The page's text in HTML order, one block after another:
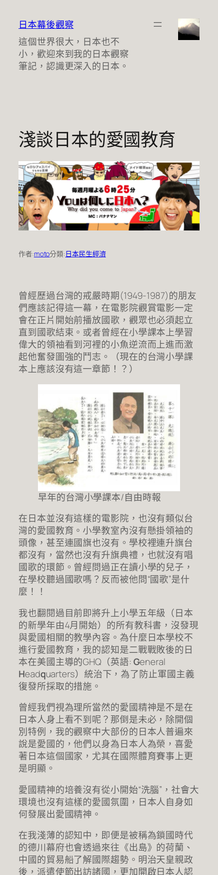
日本幕後觀察
這個世界很大，日本也不
小，歡迎來到我的日本觀察
筆記，認識更深入的日本。
淺談日本的愛國教育
作者:moto分類:日本民生經濟
曾經歷過台灣的戒嚴時期(1949-1987)的朋友
們應該記得這一幕，在電影院觀賞電影一定
會在正片開始前播放國歌，觀眾也必須起立
直到國歌結束。或者曾經在小學課本上學習
偉大的領袖看到河裡的小魚逆流而上進而激
起他奮發圖強的鬥志。（現在的台灣小學課
本上應該沒有這一章節！？）
早年的台灣小學課本/自由時報
在日本並沒有這樣的電影院，也沒有類似台
灣的愛國教育。小學教室內沒有懸掛領袖的
頭像，甚至連國旗也沒有。學校裡連升旗台
都沒有，當然也沒有升旗典禮，也就沒有唱
國歌的環節。曾經問過正在讀小學的兒子，
在學校聽過國歌嗎？反而被他問“國歌”是什
麼！！
我也翻閱過目前即將升上小學五年級（日本
的新學年由4月開始）的所有教科書，沒發現
與愛國相關的教學內容。為什麼日本學校不
進行愛國教育，我的認知是二戰戰敗後的日
本在美國主導的GHQ（英語:General
Headquarters）統治下，為了防止軍國主義
復發所採取的措施。
曾經我們視為理所當然的愛國精神是不是在
日本人身上看不到呢？那倒是未必，除開個
別特例，我的觀察中大部份的日本人普遍來
說是愛國的，他們以身為日本人為榮，喜愛
著日本這個國家，尤其在國際體育賽事上更
是明顯。
愛國精神的培養沒有從小開始“洗腦”，社會大
環境也沒有這樣的愛國氛圍，日本人自身如
何發展出愛國精神。
在我淺薄的認知中，即便是被稱為鎖國時代
的德川幕府也會透過來往《出島》的荷蘭、
中國的貿易船了解國際趨勢。明治天皇親政
後，派遣使節出訪諸國，更加開啟日本人認